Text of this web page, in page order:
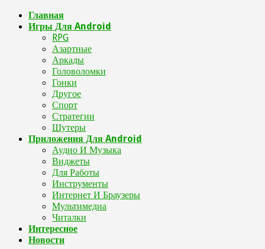
Главная
Игры Для Android
RPG
Азартные
Аркады
Головоломки
Гонки
Другое
Спорт
Стратегии
Шутеры
Приложения Для Android
Аудио И Музыка
Виджеты
Для Работы
Инструменты
Интернет И Браузеры
Мультимедиа
Читалки
Интересное
Новости